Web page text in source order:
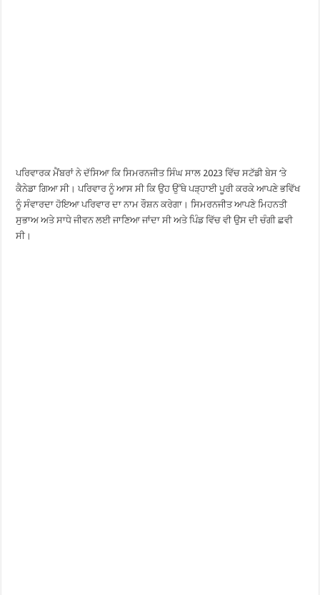
ਪਰਿਵਾਰਕ ਮੈਂਬਰਾਂ ਨੇ ਦੱਸਿਆ ਕਿ ਸਿਮਰਨਜੀਤ ਸਿੰਘ ਸਾਲ 2023 ਵਿੱਚ ਸਟੱਡੀ ਬੇਸ ‘ਤੇ
ਕੈਨੇਡਾ ਗਿਆ ਸੀ। ਪਰਿਵਾਰ ਨੂੰ ਆਸ ਸੀ ਕਿ ਉਹ ਉੱਥੇ ਪੜ੍ਹਾਈ ਪੂਰੀ ਕਰਕੇ ਆਪਣੇ ਭਵਿੱਖ
ਨੂੰ ਸੰਵਾਰਦਾ ਹੋਇਆ ਪਰਿਵਾਰ ਦਾ ਨਾਮ ਰੌਸ਼ਨ ਕਰੇਗਾ। ਸਿਮਰਨਜੀਤ ਆਪਣੇ ਮਿਹਨਤੀ
ਸੁਭਾਅ ਅਤੇ ਸਾਧੇ ਜੀਵਨ ਲਈ ਜਾਣਿਆ ਜਾਂਦਾ ਸੀ ਅਤੇ ਪਿੰਡ ਵਿੱਚ ਵੀ ਉਸ ਦੀ ਚੰਗੀ ਛਵੀ
ਸੀ।